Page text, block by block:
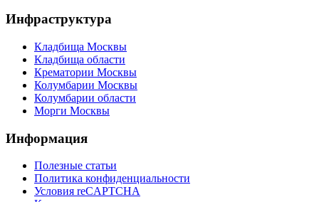
Инфраструктура
Кладбища Москвы
Кладбища области
Крематории Москвы
Колумбарии Москвы
Колумбарии области
Морги Москвы
Информация
Полезные статьи
Политика конфиденциальности
Условия reCAPTCHA